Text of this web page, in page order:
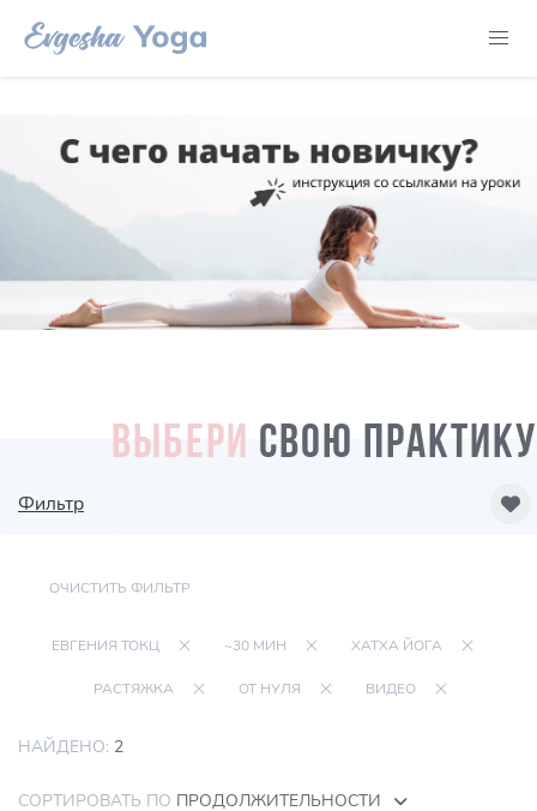
ВЫБЕРИ СВОЮ ПРАКТИКУ
Фильтр
ОЧИСТИТЬ ФИЛЬТР
ЕВГЕНИЯ ТОКЦ ~30 МИН ХАТХА ЙОГА
РАСТЯЖКА ОТ НУЛЯ ВИДЕО
НАЙДЕНО: 2
СОРТИРОВАТЬ ПО ПРОДОЛЖИТЕЛЬНОСТИ